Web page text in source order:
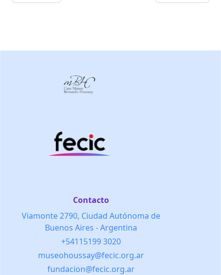
Contacto
Viamonte 2790, Ciudad Autónoma de
Buenos Aires - Argentina
+54115199 3020
museohoussay@fecic.org.ar
fundacion@fecic.org.ar